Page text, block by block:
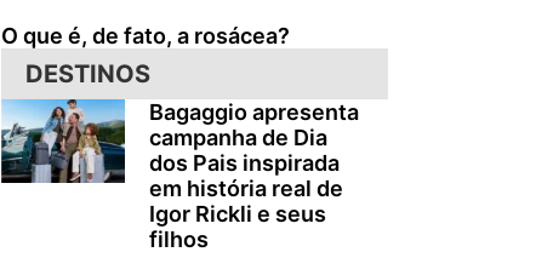
O que é, de fato, a rosácea?
DESTINOS
Bagaggio apresenta
campanha de Dia
dos Pais inspirada
em história real de
Igor Rickli e seus
filhos